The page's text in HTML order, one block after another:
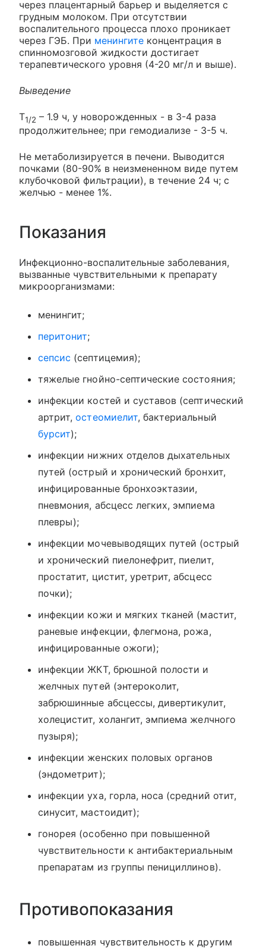
через плацентарный барьер и выделяется с
грудным молоком. При отсутствии
воспалительного процесса плохо проникает
через ГЭБ. При менингите концентрация в
спинномозговой жидкости достигает
терапевтического уровня (4-20 мг/л и выше).
Выведение
T1/2 – 1.9 ч, у новорожденных - в 3-4 раза
продолжительнее; при гемодиализе - 3-5 ч.
Не метаболизируется в печени. Выводится
почками (80-90% в неизмененном виде путем
клубочковой фильтрации), в течение 24 ч; с
желчью - менее 1%.
Показания
Инфекционно-воспалительные заболевания,
вызванные чувствительными к препарату
микроорганизмами:
менингит;
перитонит;
сепсис (септицемия);
тяжелые гнойно-септические состояния;
инфекции костей и суставов (септический
артрит,остеомиелит, бактериальный
бурсит);
инфекции нижних отделов дыхательных
путей (острый и хронический бронхит,
инфицированные бронхоэктазии,
пневмония, абсцесс легких, эмпиема
плевры);
инфекции мочевыводящих путей (острый
и хронический пиелонефрит, пиелит,
простатит, цистит, уретрит, абсцесс
почки);
инфекции кожи и мягких тканей (мастит,
раневые инфекции, флегмона, рожа,
инфицированные ожоги);
инфекции ЖКТ, брюшной полости и
желчных путей (энтероколит,
забрюшинные абсцессы, дивертикулит,
холецистит, холангит, эмпиема желчного
пузыря);
инфекции женских половых органов
(эндометрит);
инфекции уха, горла, носа (средний отит,
синусит, мастоидит);
гонорея (особенно при повышенной
чувствительности к антибактериальным
препаратам из группы пенициллинов).
Противопоказания
повышенная чувствительность к другим